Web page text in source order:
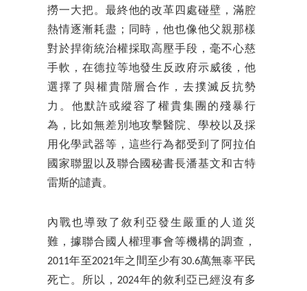
撈一大把。最終他的改革四處碰壁，滿腔
熱情逐漸耗盡；同時，他也像他父親那樣
對於捍衛統治權採取高壓手段，毫不心慈
手軟，在德拉等地發生反政府示威後，他
選擇了與權貴階層合作，去撲滅反抗勢
力。他默許或縱容了權貴集團的殘暴行
為，比如無差別地攻擊醫院、學校以及採
用化學武器等，這些行為都受到了阿拉伯
國家聯盟以及聯合國秘書長潘基文和古特
雷斯的譴責。
內戰也導致了敘利亞發生嚴重的人道災
難，據聯合國人權理事會等機構的調查，
2011年至2021年之間至少有30.6萬無辜平民
死亡。所以，2024年的敘利亞已經沒有多